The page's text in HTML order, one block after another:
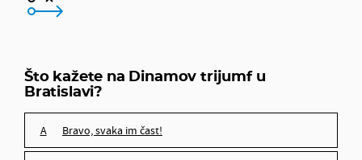
Što kažete na Dinamov trijumf u
Bratislavi?
bravo, svaka im čast!